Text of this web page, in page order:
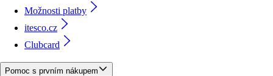
Možnosti platby
itesco.cz
Clubcard
Pomoc s prvním nákupem